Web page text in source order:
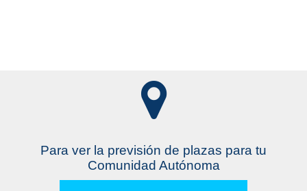
Para ver la previsión de plazas para tu
Comunidad Autónoma